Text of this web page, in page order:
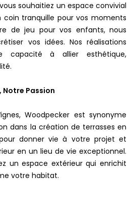
souhaitiez un espace convivial
coin tranquille pour vos moments
de jeu pour vos enfants, nous
vos idées. Nos réalisations
capacité à allier esthétique,
Notre Passion
Woodpecker est synonyme
dans la création de terrasses en
donner vie à votre projet et
en un lieu de vie exceptionnel.
un espace extérieur qui enrichit
votre habitat.